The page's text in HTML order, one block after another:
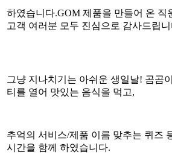
하였습니다.GOM 제품을 만들어 온 직
고객 여러분 모두 진심으로 감사드립니
그냥 지나치기는 아쉬운 생일날! 곰곰
티를 열어 맛있는 음식을 먹고,
추억의 서비스/제품 이름 맞추는 퀴즈
시간을 함께 하였습니다.